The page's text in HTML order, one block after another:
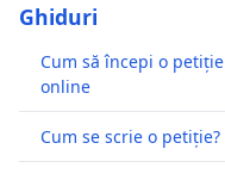
Ghiduri
Cum să începi o petiție
online
Cum se scrie o petiție?